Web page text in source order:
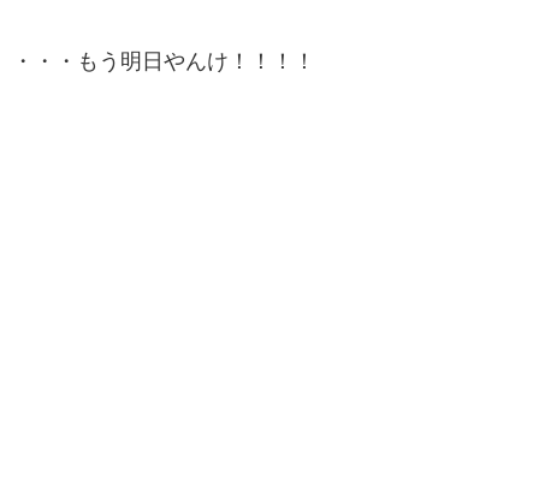
・・・もう明日やんけ！！！！